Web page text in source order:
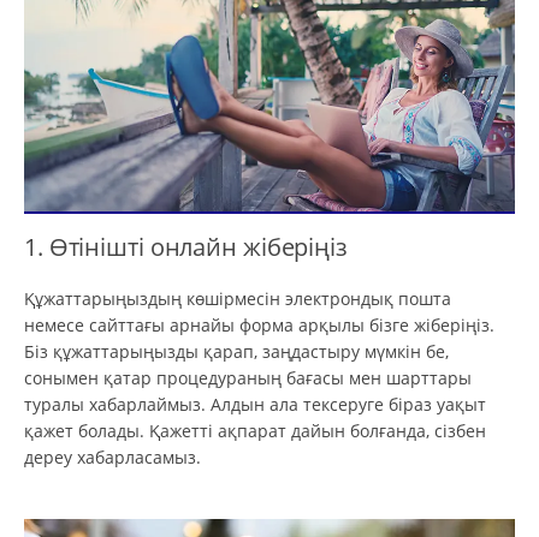
1. Өтінішті онлайн жіберіңіз
Құжаттарыңыздың көшірмесін электрондық пошта
немесе сайттағы арнайы форма арқылы бізге жіберіңіз.
Біз құжаттарыңызды қарап, заңдастыру мүмкін бе,
сонымен қатар процедураның бағасы мен шарттары
туралы хабарлаймыз. Алдын ала тексеруге біраз уақыт
қажет болады. Қажетті ақпарат дайын болғанда, сізбен
дереу хабарласамыз.